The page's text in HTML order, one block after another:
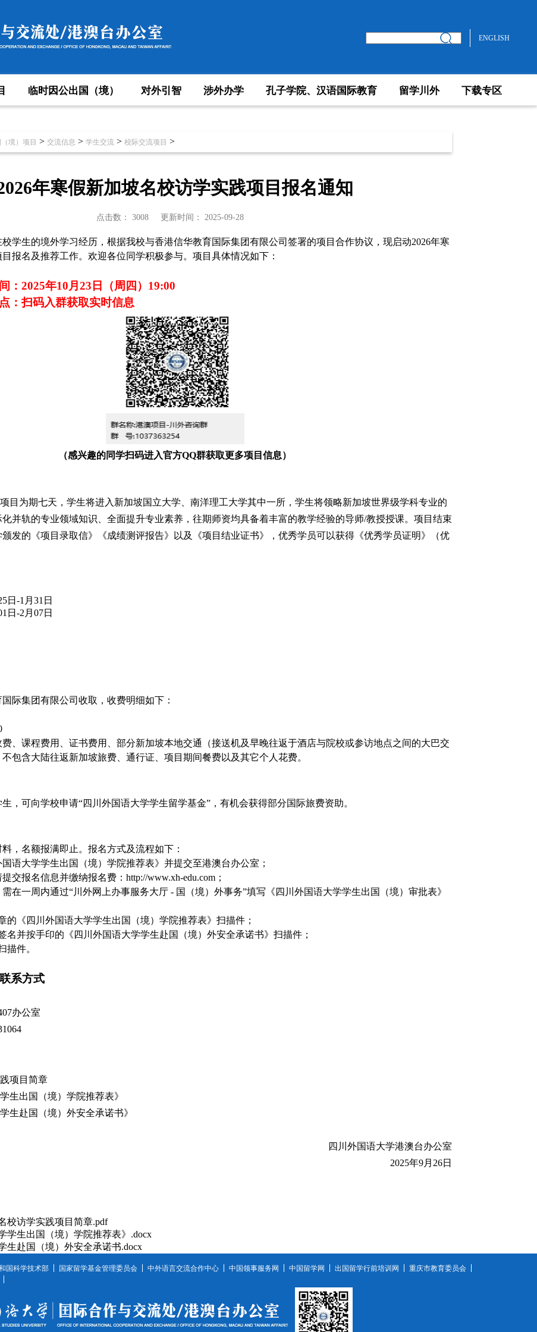
ENGLISH
临时因公出国（境） 对外引智 涉外办学 孔子学院、汉语国际教育 留学川外 下载专区
境）项目 > 交流信息 > 学生交流 > 校际交流项目 >
年寒假新加坡名校访学实践项目报名通知
点击数： 3008 更新时间： 2025-09-28
学生的境外学习经历，根据我校与香港信华教育国际集团有限公司签署的项目合作协议，现启动2026年寒
报名及推荐工作。 欢迎各位同学积极参与。项目 具体情况如下：
： 2025年10月23日（周四）19:00
：扫码入群获取实时信息
（感兴趣的同学扫码进入官方QQ群获取更多项目信息）
目为期七天，学生将进入新加坡国立大学、南洋理工大学其中一所， 学生将领略新加坡世界级学科专业的
并轨的专业领域知识、全面提升专业素养，往期师资均具备着丰富的教学经验的导师/教授授课。项目结束
发的《项目录取信》《成绩测评报告》以及《项目结业证书》，优秀学员可以获得《优秀学员证明》（优
日-1月31日
日 -2月07日
际集团有限公司收取，收费明细如下：
、课程费用、证书费用、部分新加坡本地交通（接送机及早晚往返于酒店与院校或参访地点之间的大巴交
包含大陆往返新加坡旅费、通行证、项目期间餐费以及其它个人花费。
，可向学校申请“四川外国语大学学生留学基金”，有机会获得部分国际旅费资助。
，名额报满即止。报名方式及流程如下：
国语大学学生出国（境）学院推荐表》并提交至港澳台办公室；
提交报名信息并缴纳报名费： http://www.xh-edu.com；
需在一周内通过“川外网上办事服务大厅 - 国（境）外事务”填写《四川外国语大学学生出国（境）审批表》
的《四川外国语大学学生出国（境）学院推荐表》扫描件；
名并按手印的《四川外国语大学学生赴国（境）外安全承诺书》扫描件；
描件。
系方式
办公室
项目简章
生出国（境）学院推荐表》
生赴国（境）外安全承诺书》
四川外国语大学港澳台办公室
2025年9月26日
校访学实践项目简章.pdf
学生出国（境）学院推荐表》.docx
生赴国（境）外安全承诺书.docx
国科学技术部 国家留学基金管理委员会 中外语言交流合作中心 中国领事服务网 中国留学网 出国留学行前培训网
重庆市教育委员会